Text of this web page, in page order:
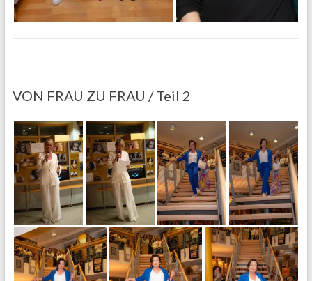
VON FRAU ZU FRAU / Teil 2